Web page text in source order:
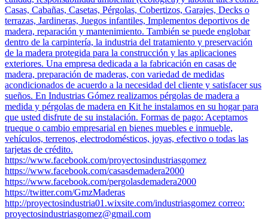
Casas, Cabañas, Casetas, Pérgolas, Cobertizos, Garajes, Decks o
terrazas, Jardineras, Juegos infantiles, Implementos deportivos de
madera, reparación y mantenimiento. También se puede englobar
dentro de la carpintería, la industria del tratamiento y preservación
de la madera protegida para la construcción y las aplicaciones
exteriores. Una empresa dedicada a la fabricación en casas de
madera, preparación de maderas, con variedad de medidas
acondicionados de acuerdo a la necesidad del cliente y satisfacer sus
sueños. En Industrias Gómez realizamos pérgolas de madera a
medida y pérgolas de madera en Kit he instalamos en su hogar para
que usted disfrute de su instalación. Formas de pago: Aceptamos
trueque o cambio empresarial en bienes muebles e inmueble,
vehículos, terrenos, electrodomésticos, joyas, efectivo o todas las
tarjetas de crédito.
https://www.facebook.com/proyectosindustriasgomez
https://www.facebook.com/casasdemadera2000
https://www.facebook.com/pergolasdemadera2000
https://twitter.com/GmzMaderas
http://proyectosindustria01.wixsite.com/industriasgomez correo:
proyectosindustriasgomez@gmail.com